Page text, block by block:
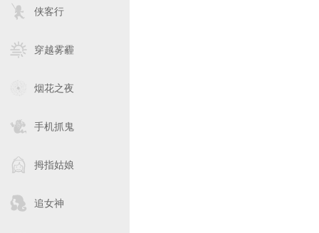
侠客行
穿越雾霾
烟花之夜
手机抓鬼
拇指姑娘
追女神